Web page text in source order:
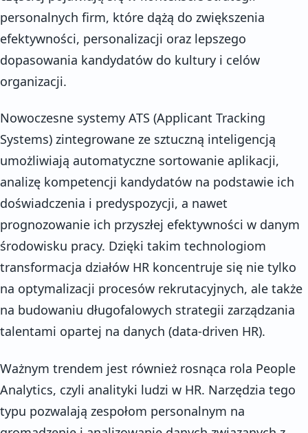
personalnych firm, które dążą do zwiększenia
efektywności, personalizacji oraz lepszego
dopasowania kandydatów do kultury i celów
organizacji.
Nowoczesne systemy ATS (Applicant Tracking
Systems) zintegrowane ze sztuczną inteligencją
umożliwiają automatyczne sortowanie aplikacji,
analizę kompetencji kandydatów na podstawie ich
doświadczenia i predyspozycji, a nawet
prognozowanie ich przyszłej efektywności w danym
środowisku pracy. Dzięki takim technologiom
transformacja działów HR koncentruje się nie tylko
na optymalizacji procesów rekrutacyjnych, ale także
na budowaniu długofalowych strategii zarządzania
talentami opartej na danych (data-driven HR).
Ważnym trendem jest również rosnąca rola People
Analytics, czyli analityki ludzi w HR. Narzędzia tego
typu pozwalają zespołom personalnym na